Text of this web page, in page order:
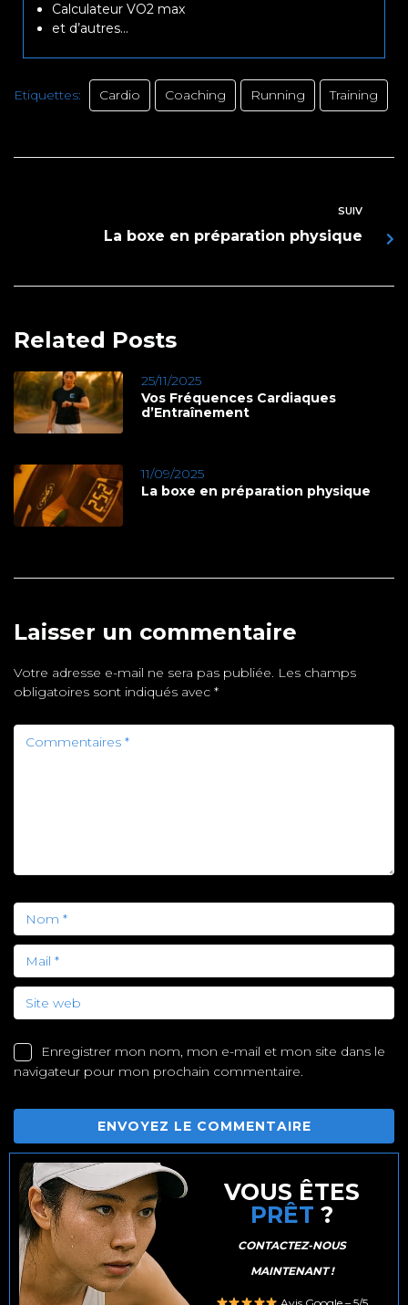
Calculateur VO2 max
et d’autres…
Etiquettes: Cardio Coaching Running Training
SUIV
La boxe en préparation physique
Related Posts
25/11/2025
Vos Fréquences Cardiaques
d’Entraînement
11/09/2025
La boxe en préparation physique
Laisser un commentaire
Votre adresse e-mail ne sera pas publiée. Les champs
obligatoires sont indiqués avec *
Enregistrer mon nom, mon e-mail et mon site dans le
navigateur pour mon prochain commentaire.
VOUS ÊTES
PRÊT ?
CONTACTEZ-NOUS
MAINTENANT !